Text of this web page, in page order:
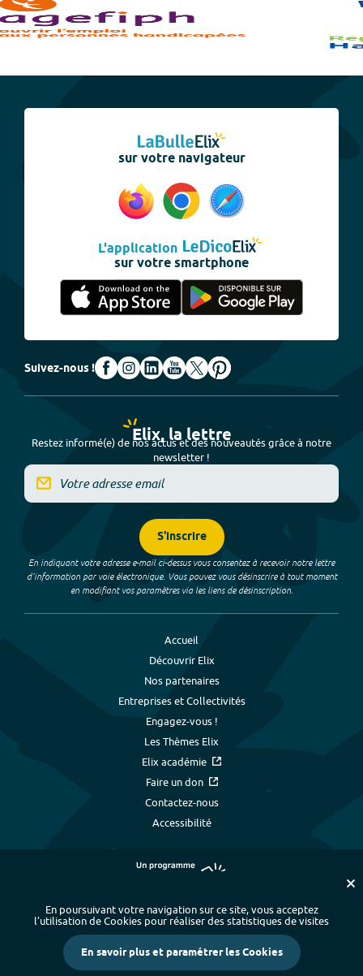
sur votre navigateur
L'application
sur votre smartphone
Suivez-nous !
Elix, la lettre
Restez informé(e) de nos actus et des nouveautés grâce à notre
newsletter !
S'inscrire
En indiquant votre adresse e-mail ci-dessus vous consentez à recevoir notre lettre
d’information par voie électronique. Vous pouvez vous désinscrire à tout moment
en modifiant vos paramètres via les liens de désinscription.
Accueil
Découvrir Elix
Nos partenaires
Entreprises et Collectivités
Engagez-vous !
Les Thèmes Elix
Elix académie
Faire un don
Contactez-nous
Accessibilité
Plan du site - Index alphabétique
-
Mentions légales et données personnelles
- Paramétrer les cookies
Crédits
En poursuivant votre navigation sur ce site, vous acceptez
l’utilisation de Cookies pour réaliser des statistiques de visites
En savoir plus et paramétrer les Cookies